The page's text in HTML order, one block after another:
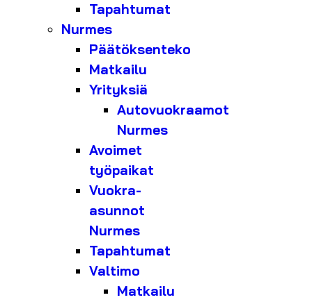
Tapahtumat
Nurmes
Päätöksenteko
Matkailu
Yrityksiä
Autovuokraamot
Nurmes
Avoimet
työpaikat
Vuokra-
asunnot
Nurmes
Tapahtumat
Valtimo
Matkailu